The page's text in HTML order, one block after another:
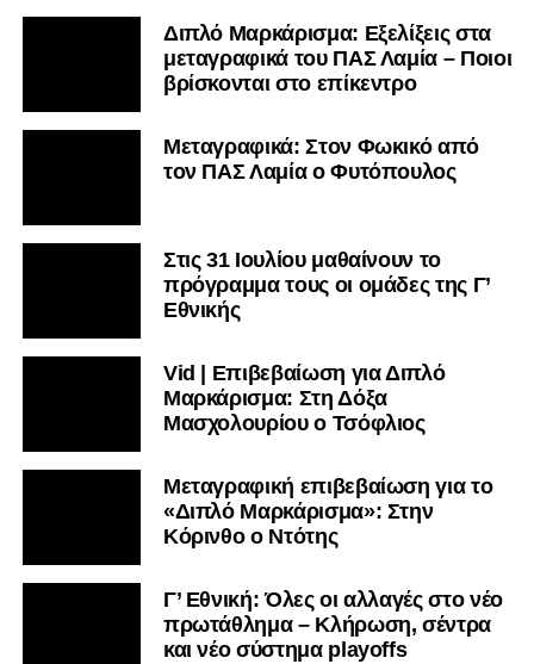
lamiara.grστοGoogle Newsγια να
μαθαίνετε πρώτοι τα κυανόλευκα νέα στην Ελλάδα και τον
υπόλοιπο κόσμο. Ακολουθήστε το lamiara.gr στο
μαθαίνετε σε χρόνο dt όλα τα νέα.
Διπλό Μαρκάρισμα: Εξελίξεις στα
μεταγραφικά του ΠΑΣ Λαμία – Ποιοι
βρίσκονται στο επίκεντρο
Μεταγραφικά: Στον Φωκικό από
τον ΠΑΣ Λαμία ο Φυτόπουλος
Στις 31 Ιουλίου μαθαίνουν το
πρόγραμμα τους οι ομάδες της Γ’
Εθνικής
Vid | Επιβεβαίωση για Διπλό
Μαρκάρισμα: Στη Δόξα
Μασχολουρίου ο Τσόφλιος
Μεταγραφική επιβεβαίωση για το
«Διπλό Μαρκάρισμα»: Στην
Κόρινθο ο Ντότης
Γ’ Εθνική: Όλες οι αλλαγές στο νέο
πρωτάθλημα – Κλήρωση, σέντρα
και νέο σύστημα playoffs